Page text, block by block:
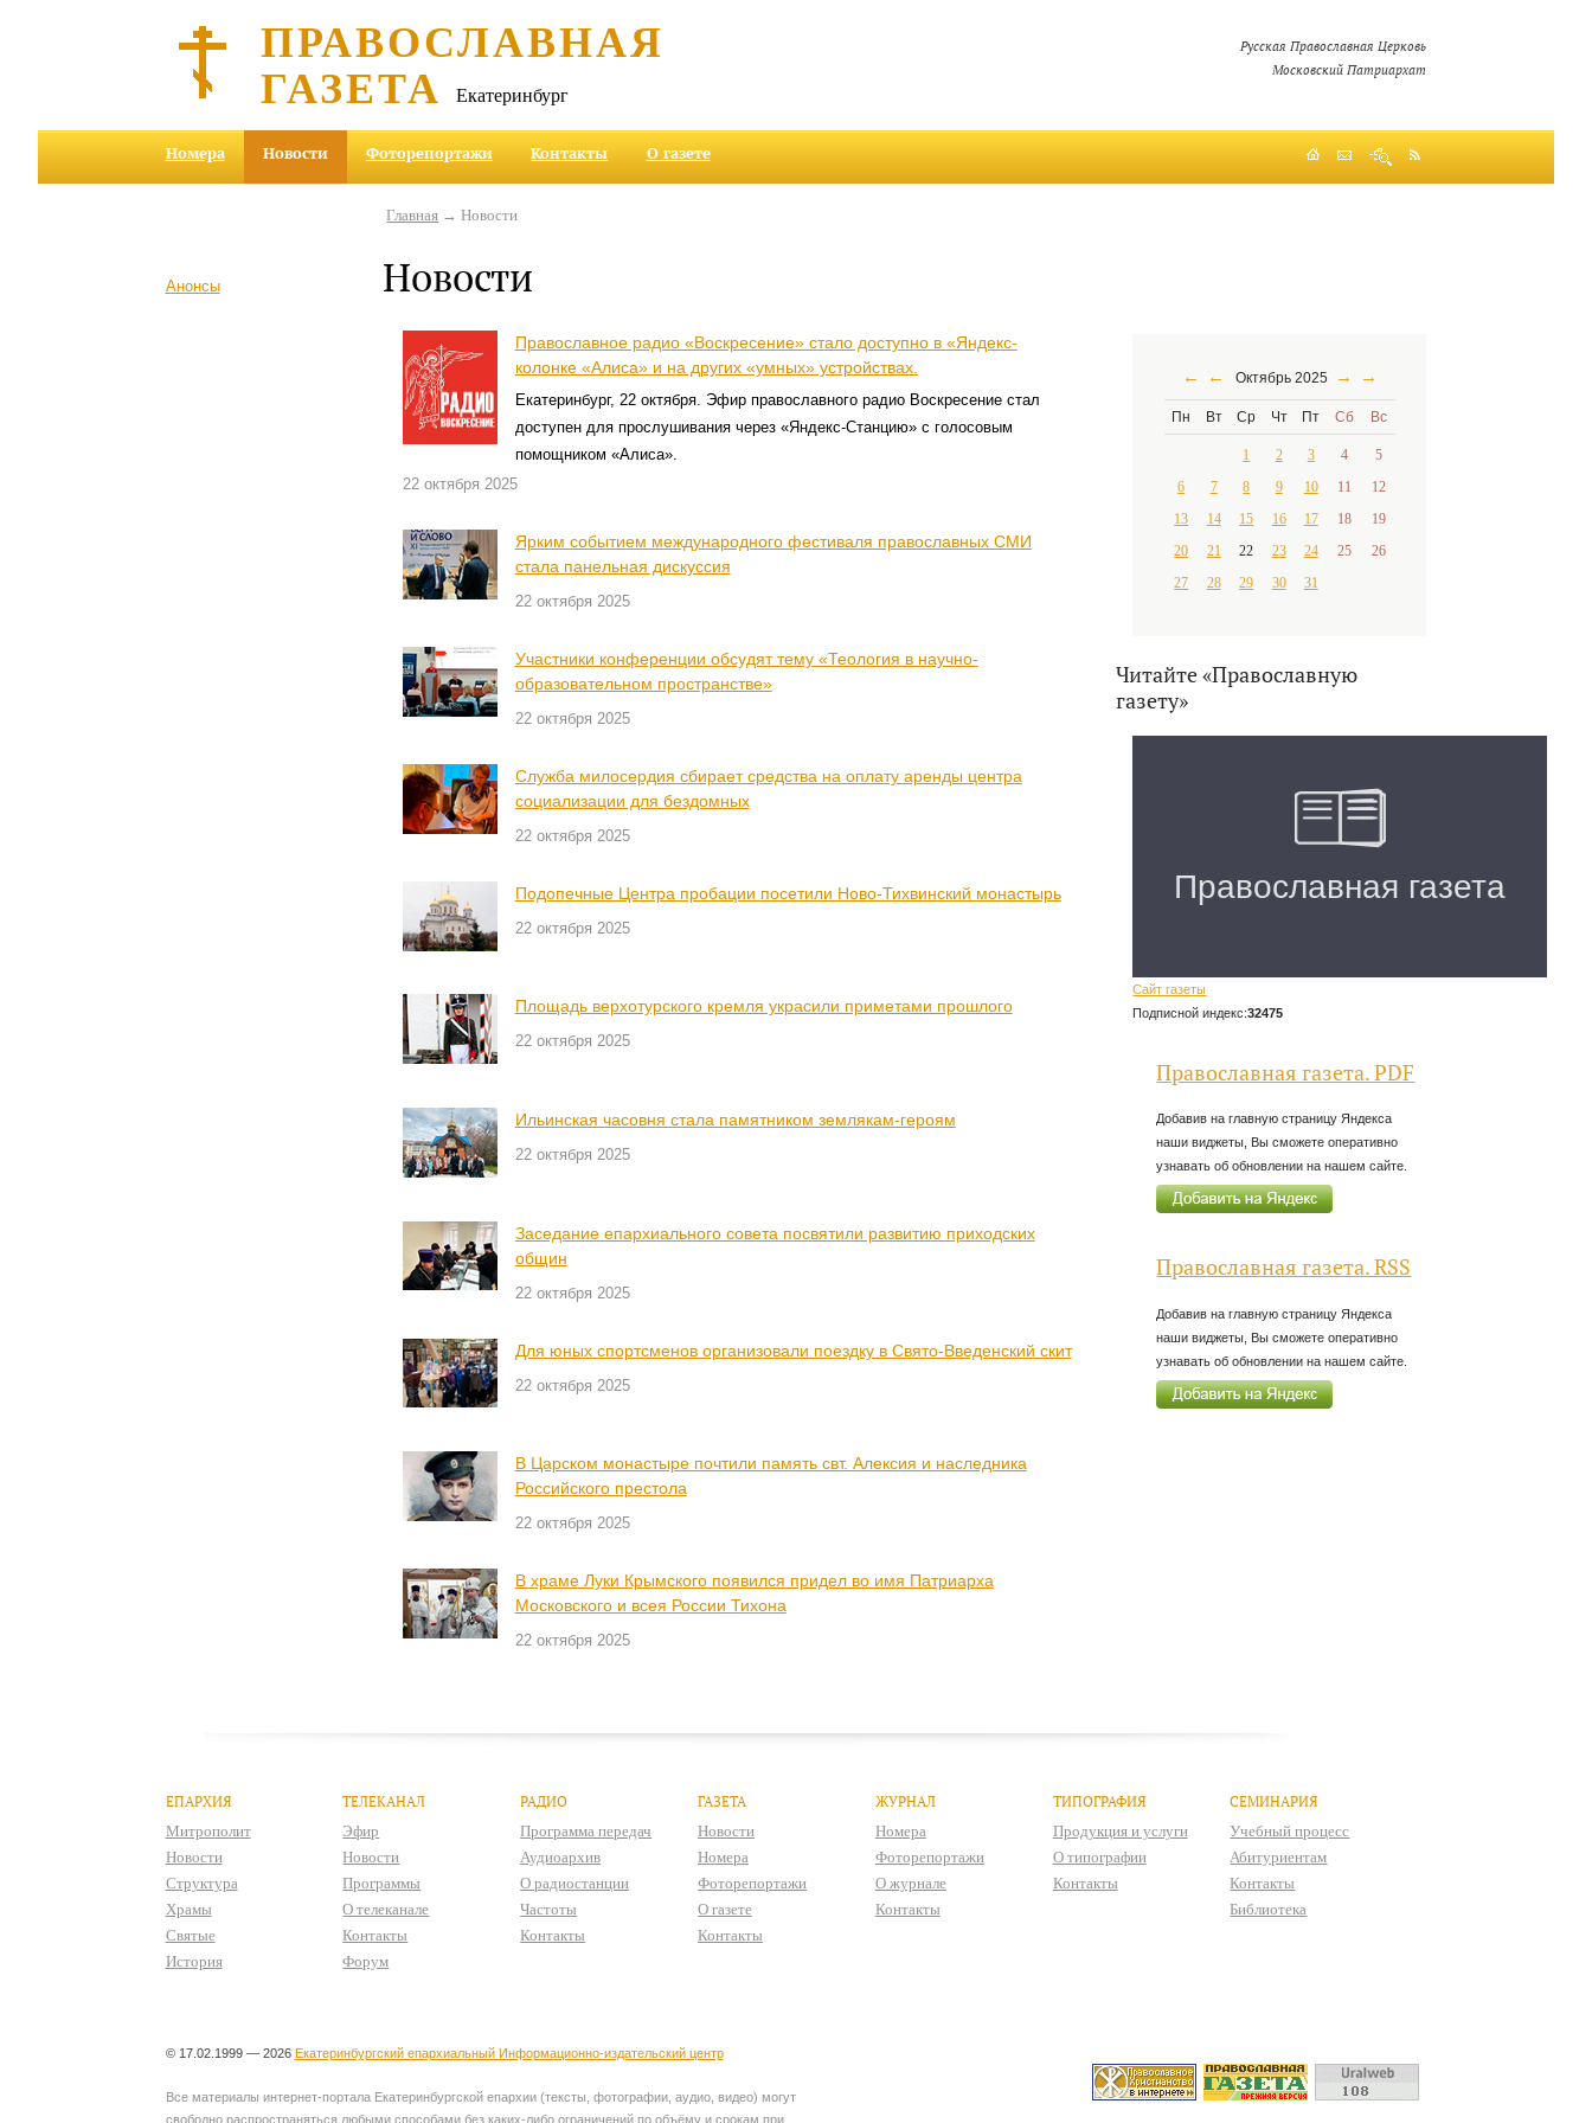
ПРАВОСЛАВНАЯ
ГАЗЕТА Екатеринбург
Русская Православная Церковь
Московский Патриархат
Номера Новости Фоторепортажи Контакты О газете
Анонсы
Главная → Новости
Новости
Православное радио «Воскресение» стало доступно в «Яндекс-
колонке «Алиса» и на других «умных» устройствах.
Екатеринбург, 22 октября. Эфир православного радио Воскресение стал
доступен для прослушивания через «Яндекс-Станцию» с голосовым
помощником «Алиса».
22 октября 2025
Ярким событием международного фестиваля православных СМИ
стала панельная дискуссия
22 октября 2025
Участники конференции обсудят тему «Теология в научно-
образовательном пространстве»
22 октября 2025
Служба милосердия сбирает средства на оплату аренды центра
социализации для бездомных
22 октября 2025
Подопечные Центра пробации посетили Ново-Тихвинский монастырь
22 октября 2025
Площадь верхотурского кремля украсили приметами прошлого
22 октября 2025
Ильинская часовня стала памятником землякам-героям
22 октября 2025
Заседание епархиального совета посвятили развитию приходских
общин
22 октября 2025
Для юных спортсменов организовали поездку в Свято-Введенский скит
22 октября 2025
В Царском монастыре почтили память свт. Алексия и наследника
Российского престола
22 октября 2025
В храме Луки Крымского появился придел во имя Патриарха
Московского и всея России Тихона
22 октября 2025
← ← Октябрь 2025 → →
Пн Вт Ср Чт Пт Сб Вс
1 2 3 4
5
6
7 8 9 10 11
12
13
14 15 16 17 18
19
20
21 22 23 24 25
26
27
28 29 30 31
Читайте «Православную
газету»
Сайт газеты
Подписной индекс:32475
Православная газета. PDF
Добавив на главную страницу Яндекса
наши виджеты, Вы сможете оперативно
узнавать об обновлении на нашем сайте.
Православная газета. RSS
Добавив на главную страницу Яндекса
наши виджеты, Вы сможете оперативно
узнавать об обновлении на нашем сайте.
ЕПАРХИЯ
Митрополит
Новости
Структура
Храмы
Святые
История
ТЕЛЕКАНАЛ
Эфир
Новости
Программы
О телеканале
Контакты
Форум
РАДИО
Программа передач
Аудиоархив
О радиостанции
Частоты
Контакты
ГАЗЕТА
Новости
Номера
Фоторепортажи
О газете
Контакты
ЖУРНАЛ
Номера
Фоторепортажи
О журнале
Контакты
ТИПОГРАФИЯ
Продукция и услуги
О типографии
Контакты
СЕМИНАРИЯ
Учебный процесс
Абитуриентам
Контакты
Библиотека
© 17.02.1999 — 2026 Екатеринбургский епархиальный Информационно-издательский центр
Все материалы интернет-портала Екатеринбургской епархии (тексты, фотографии, аудио, видео) могут
свободно распространяться любыми способами без каких-либо ограничений по объёму и срокам при